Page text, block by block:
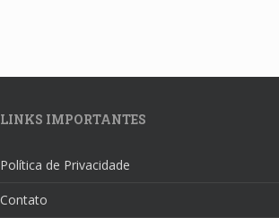
LINKS IMPORTANTES
Política de Privacidade
Contato